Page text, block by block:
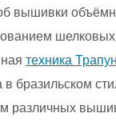
вышивки
шелковых
техника
бразильском
различных